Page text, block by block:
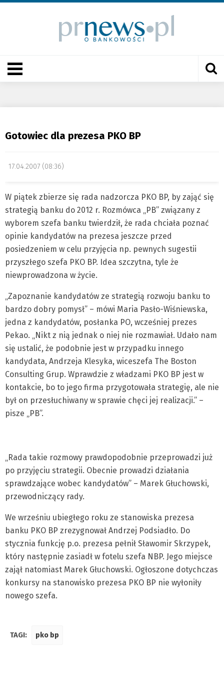
Gotowiec dla prezesa PKO BP
17.04.2007 (08:36)
W piątek zbierze się rada nadzorcza PKO BP, by zająć się
strategią banku do 2012 r. Rozmówca „PB” związany z
wyborem szefa banku twierdził, że rada chciała poznać
opinie kandydatów na prezesa jeszcze przed
posiedzeniem w celu przyjęcia np. pewnych sugestii
przyszłego szefa PKO BP. Idea szczytna, tyle że
niewprowadzona w życie.
„Zapoznanie kandydatów ze strategią rozwoju banku to
bardzo dobry pomysł” – mówi Maria Pasło-Wiśniewska,
jedna z kandydatów, posłanka PO, wcześniej prezes
Pekao. „Nikt z nią jednak o niej nie rozmawiał. Udało nam
się ustalić, że podobnie jest w przypadku innego
kandydata, Andrzeja Klesyka, wiceszefa The Boston
Consulting Grup. Wprawdzie z władzami PKO BP jest w
kontakcie, bo to jego firma przygotowała strategię, ale nie
był on przesłuchiwany w sprawie chęci jej realizacji.” –
pisze „PB”.
„Rada takie rozmowy prawdopodobnie przeprowadzi już
po przyjęciu strategii. Obecnie prowadzi działania
sprawdzające wobec kandydatów” – Marek Głuchowski,
przewodniczący rady.
We wrześniu ubiegłego roku ze stanowiska prezesa
banku PKO BP zrezygnował Andrzej Podsiadło. Do
stycznia funkcję p.o. prezesa pełnił Sławomir Skrzypek,
który następnie zasiadł w fotelu szefa NBP. Jego miejsce
zajął natomiast Marek Głuchowski. Ogłoszone dotychczas
konkursy na stanowisko prezesa PKO BP nie wyłoniły
nowego szefa.
TAGI: pko bp